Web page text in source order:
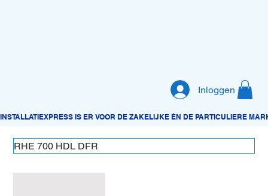
Inloggen
RHE 700 HDL DFR